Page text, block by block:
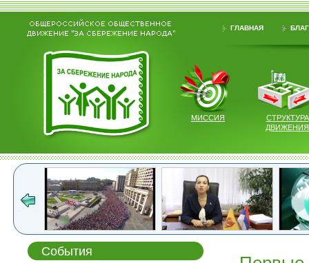
ГЛАВНАЯ
МИССИЯ
СТРУКТУРА
ДВИЖЕНИЯ
События